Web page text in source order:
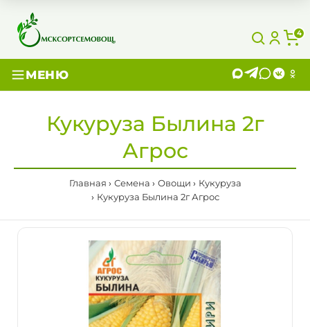
4
МЕНЮ
Кукуруза Былина 2г
Агрос
Главная Семена Овощи
Кукуруза
Кукуруза Былина 2г Агрос